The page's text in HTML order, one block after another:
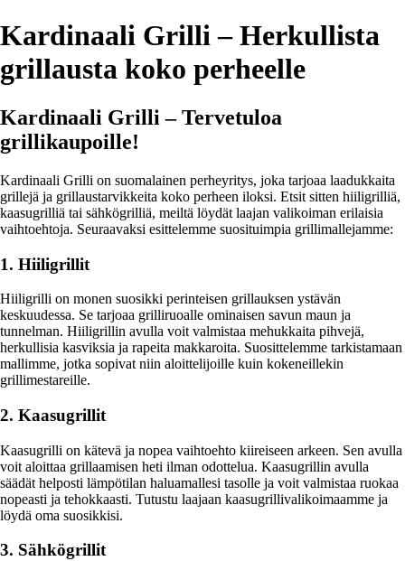
Kardinaali Grilli – Herkullista
grillausta koko perheelle
Kardinaali Grilli – Tervetuloa
grillikaupoille!
Kardinaali Grilli on suomalainen perheyritys, joka tarjoaa laadukkaita
grillejä ja grillaustarvikkeita koko perheen iloksi. Etsit sitten hiiligrilliä,
kaasugrilliä tai sähkögrilliä, meiltä löydät laajan valikoiman erilaisia
vaihtoehtoja. Seuraavaksi esittelemme suosituimpia grillimallejamme:
1. Hiiligrillit
Hiiligrilli on monen suosikki perinteisen grillauksen ystävän
keskuudessa. Se tarjoaa grilliruoalle ominaisen savun maun ja
tunnelman. Hiiligrillin avulla voit valmistaa mehukkaita pihvejä,
herkullisia kasviksia ja rapeita makkaroita. Suosittelemme tarkistamaan
mallimme, jotka sopivat niin aloittelijoille kuin kokeneillekin
grillimestareille.
2. Kaasugrillit
Kaasugrilli on kätevä ja nopea vaihtoehto kiireiseen arkeen. Sen avulla
voit aloittaa grillaamisen heti ilman odottelua. Kaasugrillin avulla
säädät helposti lämpötilan haluamallesi tasolle ja voit valmistaa ruokaa
nopeasti ja tehokkaasti. Tutustu laajaan kaasugrillivalikoimaamme ja
löydä oma suosikkisi.
3. Sähkögrillit